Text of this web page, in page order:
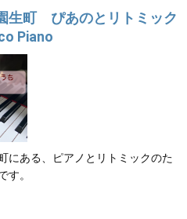
生町 ぴあのとリトミック
Piano
にある、ピアノとリトミックのた
す。